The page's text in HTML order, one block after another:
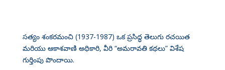
సత్యం శంకరమంచి (1937-1987) ఒక ప్రసిద్ధ తెలుగు రచయిత
మరియు ఆకాశవాణి అధికారి, వీరి “అమరావతి కథలు” విశేష
గుర్తింపు పొందాయి.